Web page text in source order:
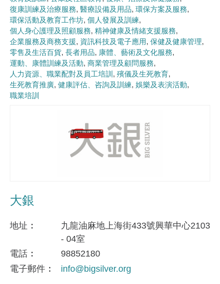
復康訓練及治療服務 醫療設備及用品 環保方案及服務
環保活動及教育工作坊 個人發展及訓練
個人身心護理及照顧服務 精神健康及情緒支援服務
企業服務及商務支援 資訊科技及電子應用 保健及健康管理
零售及生活百貨 長者用品
康體、藝術及文化服務
運動、康體訓練及活動 商業管理及顧問服務
人力資源、職業配對及員工培訓
殯儀及生死教育
生死教育推廣 健康評估、咨詢及訓練 娛樂及表演活動
職業培訓
大銀
地址
九龍油麻地上海街433號興華中心2103
- 04室
電話
98852180
電子郵件
info@bigsilver.org